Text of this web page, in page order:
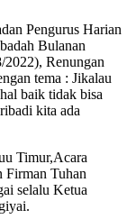
Pengurus Harian
Bulanan
2022), Renungan
tema : Jikalau
baik tidak bisa
kita ada
Timur,Acara
Firman Tuhan
selalu Ketua